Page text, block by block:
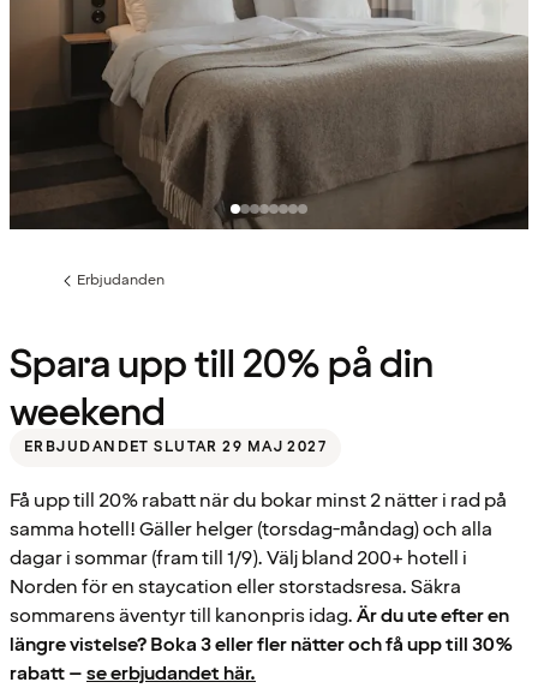
Föregående
Erbjudanden
Spara upp till 20% på din
weekend
ERBJUDANDET SLUTAR 29 MAJ 2027
Få upp till 20% rabatt när du bokar minst 2 nätter i rad på
samma hotell! Gäller helger (torsdag-måndag) och alla
dagar i sommar (fram till 1/9). Välj bland 200+ hotell i
Norden för en staycation eller storstadsresa. Säkra
sommarens äventyr till kanonpris idag.Är du ute efter en
längre vistelse? Boka 3 eller fler nätter och få upp till 30%
rabatt –se erbjudandet här.